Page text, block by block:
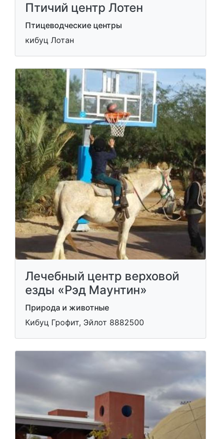
Птичий центр Лотен
Птицеводческие центры
кибуц Лотан
Лечебный центр верховой
езды «Рэд Маунтин»
Природа и животные
Кибуц Грофит, Эйлот 8882500